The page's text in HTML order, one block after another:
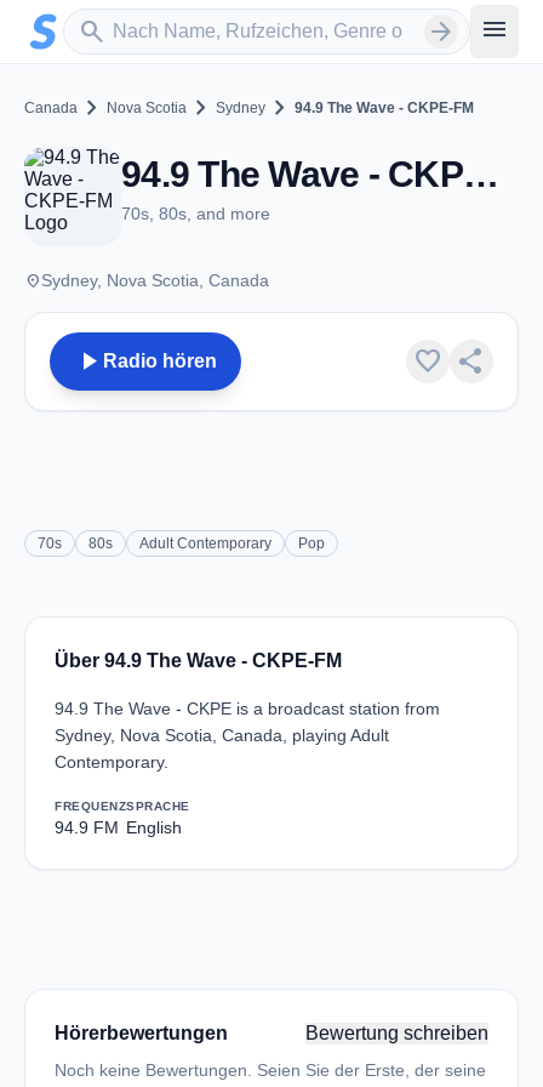
Zum Hauptinhalt springen
search
Sender suchen arrow_forward menu
Canada chevron_right Nova Scotia chevron_right Sydney chevron_right 94.9 The Wave - CKPE-FM
94.9 The Wave - CKPE-FM - FM 94.9 - Sydney, NS
70s, 80s, and more
placeSydney, Nova Scotia, Canada
play_arrow Radio hören favorite share
70s 80s Adult Contemporary Pop
Über 94.9 The Wave - CKPE-FM
94.9 The Wave - CKPE is a broadcast station from
Sydney, Nova Scotia, Canada, playing Adult
Contemporary.
FREQUENZ
94.9 FM
SPRACHE
English
Hörerbewertungen Bewertung schreiben
Noch keine Bewertungen. Seien Sie der Erste, der seine